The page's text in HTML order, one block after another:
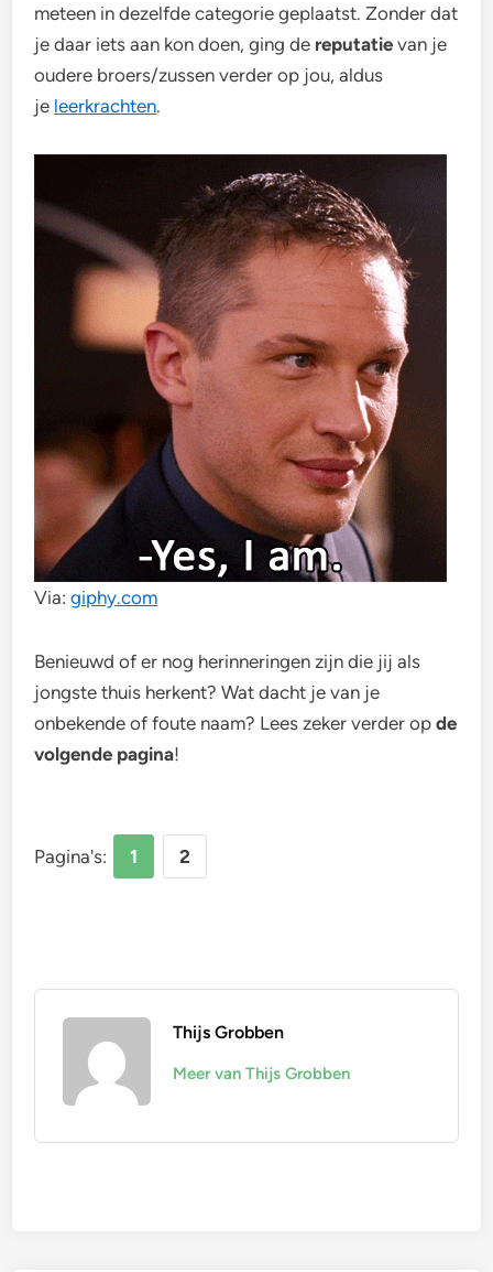
meteen in dezelfde categorie geplaatst. Zonder dat
je daar iets aan kon doen, ging de reputatievan je
oudere broers/zussen verder op jou, aldus
je leerkrachten.
Via:giphy.com
Benieuwd of er nog herinneringen zijn die jij als
jongste thuis herkent? Wat dacht je van je
onbekende of foute naam? Lees zeker verder opde
volgende pagina!
Pagina's: 1 2
Thijs Grobben
Meer van Thijs Grobben